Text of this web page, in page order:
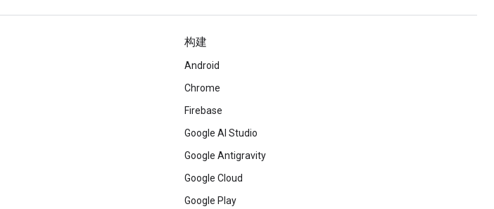
构建
Android
Chrome
Firebase
Google AI Studio
Google Antigravity
Google Cloud
Google Play